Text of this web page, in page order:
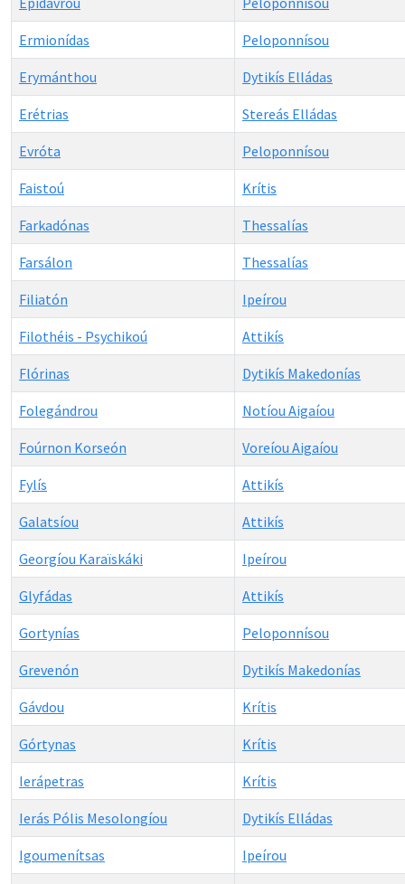
Ermionídas Peloponnísou
Erymánthou Dytikís Elládas
Erétrias Stereás Elládas
Evróta Peloponnísou
Faistoú Krítis
Farkadónas Thessalías
Farsálon Thessalías
Filiatón Ipeírou
Filothéis - Psychikoú Attikís
Flórinas Dytikís Makedonías
Folegándrou Notíou Aigaíou
Foúrnon Korseón Voreíou Aigaíou
Fylís Attikís
Galatsíou Attikís
Georgíou Karaïskáki Ipeírou
Glyfádas Attikís
Gortynías Peloponnísou
Grevenón Dytikís Makedonías
Gávdou Krítis
Górtynas Krítis
Ierápetras Krítis
Ierás Pólis Mesolongíou Dytikís Elládas
Igoumenítsas Ipeírou